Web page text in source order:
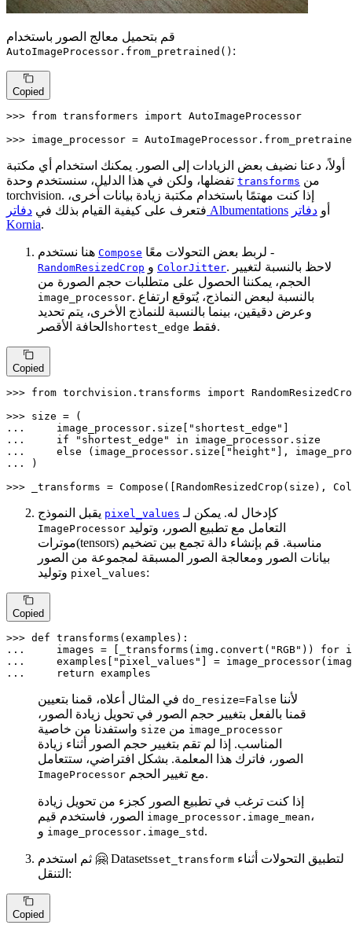
قم بتحميل معالج الصور باستخدام
AutoImageProcessor.from_pretrained() :
Copied
>>> from transformers import AutoImageProcessor
>>> image_processor =
أولاً، دعنا نضيف بعض الزيادات إلى الصور. يمكنك استخدام أي مكتبة
transforms
torchvision. إذا كنت مهتمًا باستخدام مكتبة زيادة بيانات أخرى،
فتعرف على كيفية القيام بذلك في دفاتر Albumentations أو دفاتر
Kornia.
Compose لربط بعض التحولات معًا -
RandomResizedCrop ColorJitter. لاحظ بالنسبة لتغيير
الحجم، يمكننا الحصول على متطلبات حجم الصورة من
image_processor. بالنسبة لبعض النماذج، يُتوقع ارتفاع
وعرض دقيقين، بينما بالنسبة للنماذج الأخرى، يتم تحديد
الحافة الأقصر shortest_edge فقط.
Copied
>>> from torchvision.transforms import
>>>
...
    image_processor.size[
"shortest_edge"
...
if "shortest_edge" in
...
else (image_processor.size[ "height" ],
...
)
>>>
_transforms = Compose([RandomResizedCrop(size),
pixel_values كإدخال له. يمكن لـ
ImageProcessor
موترات(tensors) مناسبة. قم بإنشاء دالة تجمع بين تضخيم
بيانات الصور ومعالجة الصور المسبقة لمجموعة من الصور
pixel_values:
Copied
>>> def transforms ( examples
...
    images = [_transforms(img.convert(
"RGB" )) for
...
    examples[
"pixel_values"
] =
...
return examples
do_resize=False
قمنا بالفعل بتغيير حجم الصور في تحويل زيادة الصور،
size image_processor
المناسب. إذا لم تقم بتغيير حجم الصور أثناء زيادة
الصور، فاترك هذا المعلمة. بشكل افتراضي، ستتعامل
ImageProcessor مع تغيير الحجم.
إذا كنت ترغب في تطبيع الصور كجزء من تحويل زيادة
image_processor.image_mean،
image_processor.image_std .
ثم استخدم 🤗 Datasetsset_transform
التنقل:
Copied